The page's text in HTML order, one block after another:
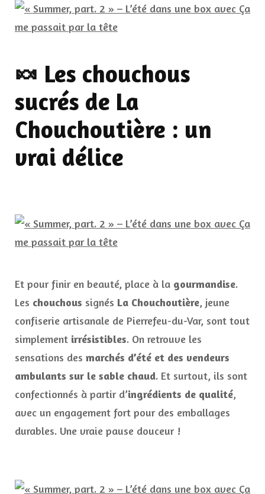
🍬 Les chouchous
sucrés de La
Chouchoutière : un
vrai délice
Et pour finir en beauté, place à la gourmandise.
Les chouchous signés La Chouchoutière, jeune
confiserie artisanale de Pierrefeu-du-Var, sont tout
simplement irrésistibles. On retrouve les
sensations des marchés d’été et des vendeurs
ambulants sur le sable chaud. Et surtout, ils sont
confectionnés à partir d’ingrédients de qualité,
avec un engagement fort pour des emballages
durables. Une vraie pause douceur !